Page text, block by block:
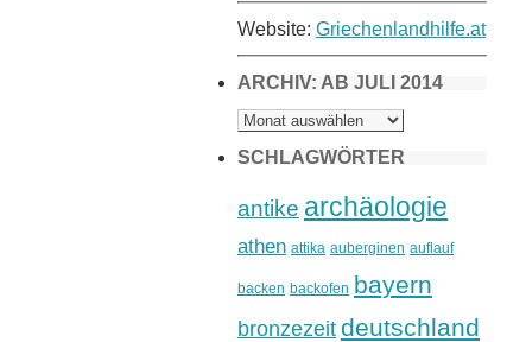
Website: Griechenlandhilfe.at
ARCHIV: AB JULI 2014
ARCHIV:
AB
2014
SCHLAGWÖRTER
antike archäologie
athen attika auberginen auflauf
backen backofen bayern
bronzezeit deutschland